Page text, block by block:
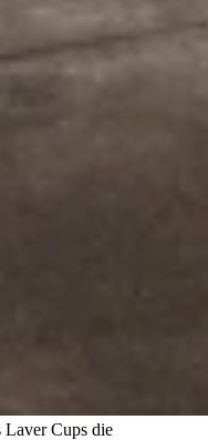
Laver Cups die